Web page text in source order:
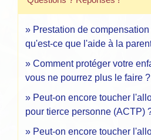
Prestation de
qu'est-ce que l'aide à la
Comment protéger votre
vous ne pourrez plus le faire ?
Peut-on encore toucher
pour tierce personne (ACTP)
Peut-on encore toucher